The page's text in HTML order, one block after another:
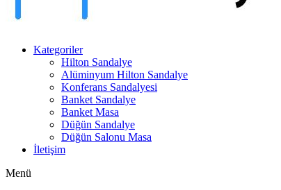
Kategoriler
Hilton Sandalye
Alüminyum Hilton Sandalye
Konferans Sandalyesi
Banket Sandalye
Banket Masa
Düğün Sandalye
Düğün Salonu Masa
İletişim
Menü